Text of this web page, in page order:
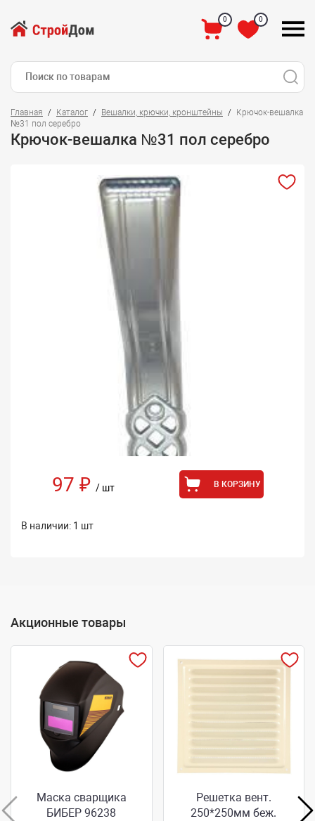
0 0
Главная Каталог Вешалки, крючки, кронштейны
Крючок-вешалка
№31 пол серебро
Крючок-вешалка №31 пол серебро
97 ₽ / шт В КОРЗИНУ
В наличии: 1 шт
Акционные товары
Маска сварщика
БИБЕР 96238
Решетка вент.
250*250мм беж.